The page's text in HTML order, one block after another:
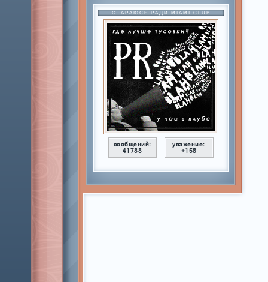
СТАРАЮСЬ РАДИ MIAMI CLUB
сообщений:
41788
уважение:
+158